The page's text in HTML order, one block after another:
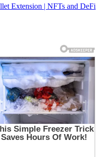
Extension | NFTs and DeFi